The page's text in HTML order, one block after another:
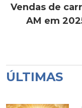
Vendas de
AM em
ÚLTIMAS